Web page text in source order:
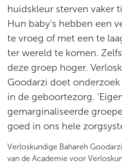
huidskleur sterven vaker
Hun baby’s hebben een
te vroeg of met een te
ter wereld te komen.
deze groep hoger.
Goodarzi doet
in de geboortezorg.
gemarginaliseerde
goed in ons hele
Verloskundige Bahareh
van de Academie voor